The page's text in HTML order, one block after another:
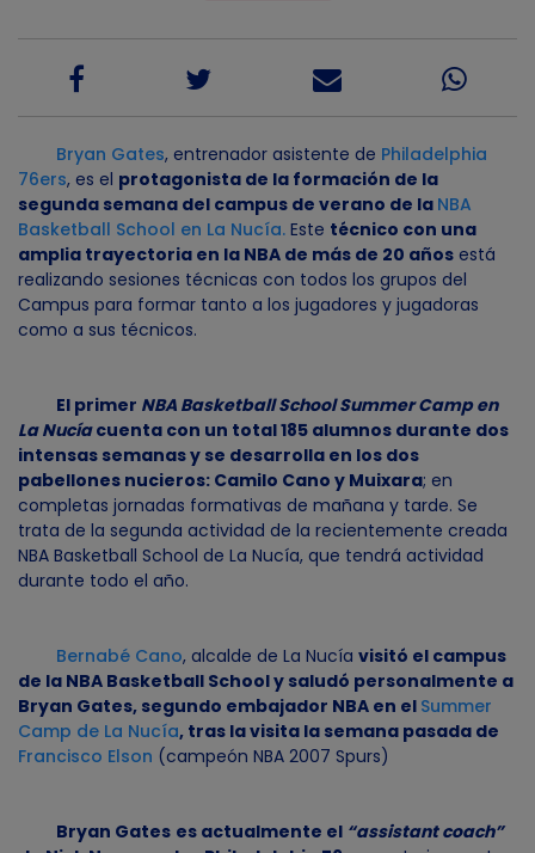
Bryan Gates, entrenador asistente de Philadelphia
76ers, es el protagonista de la formación de la
segunda semana del campus de verano de la NBA
Basketball School en La Nucía. Este técnico con una
amplia trayectoria en la NBA de más de 20 años está
realizando sesiones técnicas con todos los grupos del
Campus para formar tanto a los jugadores y jugadoras
como a sus técnicos.
El primer NBA Basketball School Summer Camp en
La Nucíacuenta con un total 185 alumnos durante dos
intensas semanas y se desarrolla en los dos
pabellones nucieros: Camilo Cano y Muixara; en
completas jornadas formativas de mañana y tarde. Se
trata de la segunda actividad de la recientemente creada
NBA Basketball School de La Nucía, que tendrá actividad
durante todo el año.
Bernabé Cano, alcalde de La Nucía visitó el campus
de la NBA Basketball School y saludó personalmente a
Bryan Gates, segundo embajador NBA en el Summer
Camp de La Nucía, tras la visita la semana pasada de
Francisco Elson (campeón NBA 2007 Spurs)
Bryan Gates es actualmente el “assistant coach”